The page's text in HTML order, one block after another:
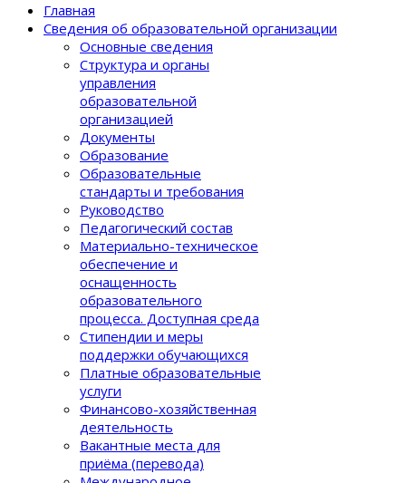
Главная
Сведения об образовательной организации
Основные сведения
Структура и органы
управления
образовательной
организацией
Документы
Образование
Образовательные
стандарты и требования
Руководство
Педагогический состав
Материально-техническое
обеспечение и
оснащенность
образовательного
процеcса. Доступная среда
Стипендии и меры
поддержки обучающихся
Платные образовательные
услуги
Финансово-хозяйственная
деятельность
Вакантные места для
приёма (перевода)